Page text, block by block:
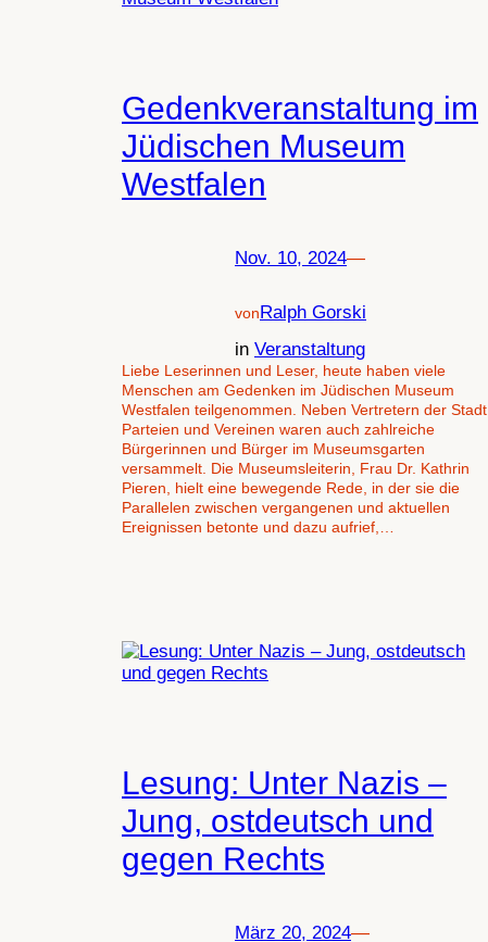
Gedenkveranstaltung im
Jüdischen Museum
Westfalen
Nov. 10, 2024—
von Ralph Gorski
in Veranstaltung
Liebe Leserinnen und Leser, heute haben viele
Menschen am Gedenken im Jüdischen Museum
Westfalen teilgenommen. Neben Vertretern der Stadt,
Parteien und Vereinen waren auch zahlreiche
Bürgerinnen und Bürger im Museumsgarten
versammelt. Die Museumsleiterin, Frau Dr. Kathrin
Pieren, hielt eine bewegende Rede, in der sie die
Parallelen zwischen vergangenen und aktuellen
Ereignissen betonte und dazu aufrief,…
Lesung: Unter Nazis –
Jung, ostdeutsch und
gegen Rechts
März 20, 2024—